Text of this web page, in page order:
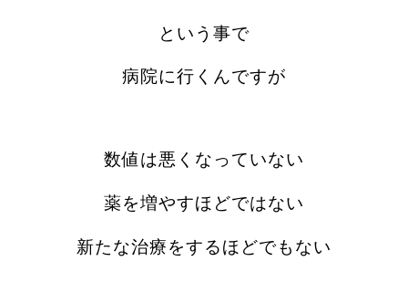
という事で
病院に行くんですが
数値は悪くなっていない
薬を増やすほどではない
新たな治療をするほどでもない